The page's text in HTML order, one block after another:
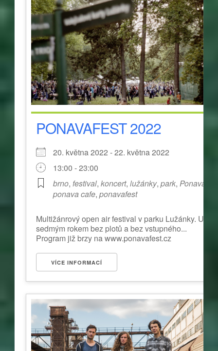
PONAVAFEST 2022
20. května 2022 - 22. května 2022
13:00 - 23:00
brno, festival,koncert,lužánky,park, Ponava
ponava cafe,ponavafest
Multižánrový open air festival v parku Lužánky. Už
sedmým rokem bez plotů a bez vstupného...
Program již brzy na www.ponavafest.cz
VÍCE INFORMACÍ